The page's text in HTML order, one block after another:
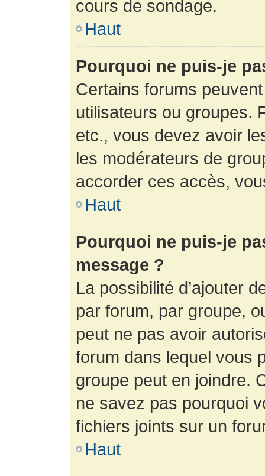
cours de sondage.
Haut
Pourquoi ne puis-je
Certains forums
utilisateurs ou groupes.
etc., vous devez avoir
les modérateurs de
accorder ces accès,
Haut
Pourquoi ne puis-je
message ?
La possibilité d’ajouter
par forum, par groupe,
peut ne pas avoir
forum dans lequel vous
groupe peut en joindre.
ne savez pas pourquoi
fichiers joints sur un
Haut